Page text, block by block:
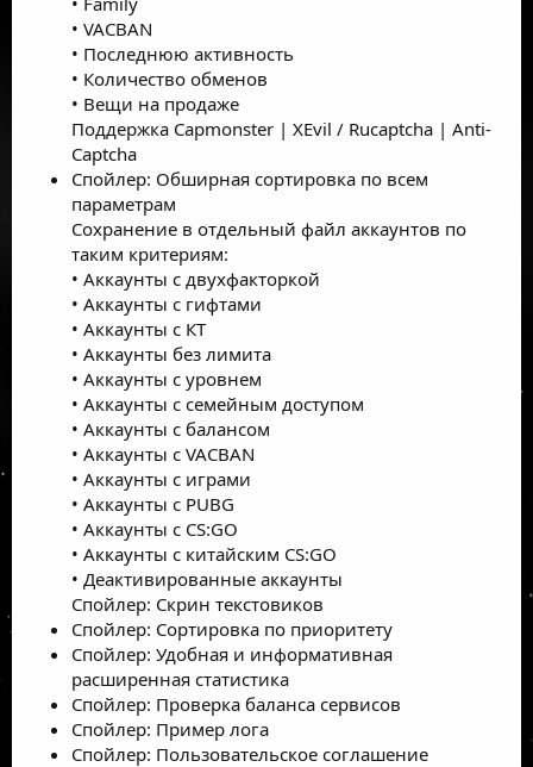
• VACBAN
• Последнюю активность
• Количество обменов
• Вещи на продаже
Поддержка Capmonster | XEvil / Rucaptcha | Anti-
Captcha
Спойлер: Обширная сортировка по всем
параметрам
Сохранение в отдельный файл аккаунтов по
таким критериям:
• Аккаунты с двухфакторкой
• Аккаунты с гифтами
• Аккаунты с КТ
• Аккаунты без лимита
• Аккаунты с уровнем
• Аккаунты с семейным доступом
• Аккаунты с балансом
• Аккаунты с VACBAN
• Аккаунты с играми
• Аккаунты с PUBG
• Аккаунты с CS:GO
• Аккаунты с китайским CS:GO
• Деактивированные аккаунты
Спойлер: Скрин текстовиков
Спойлер: Сортировка по приоритету
Спойлер: Удобная и информативная
расширенная статистика
Спойлер: Проверка баланса сервисов
Спойлер: Пример лога
Спойлер: Пользовательское соглашение